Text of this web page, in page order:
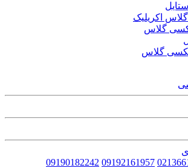
اکریلیک
گلاس
گلاس
09192161957
09190182242